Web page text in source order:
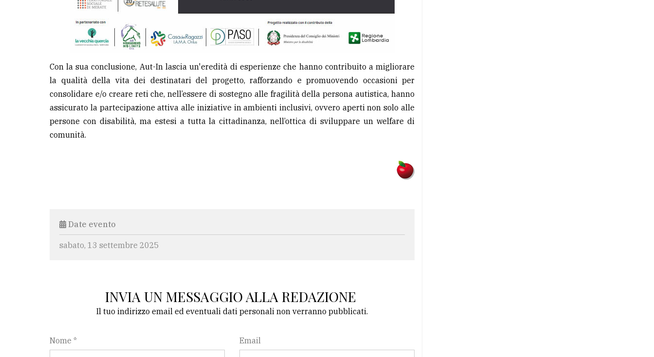
Con la sua conclusione, Aut-In lascia un'eredità di esperienze che hanno contribuito a migliorare
la qualità della vita dei destinatari del progetto, rafforzando e promuovendo occasioni per
consolidare e/o creare reti che, nell’essere di sostegno alle fragilità della persona autistica, hanno
assicurato la partecipazione attiva alle iniziative in ambienti inclusivi, ovvero aperti non solo alle
persone con disabilità, ma estesi a tutta la cittadinanza, nell’ottica di sviluppare un welfare di
comunità.
Date evento
sabato, 13 settembre 2025
INVIA UN MESSAGGIO ALLA REDAZIONE
Il tuo indirizzo email ed eventuali dati personali non verranno pubblicati.
Nome * Email